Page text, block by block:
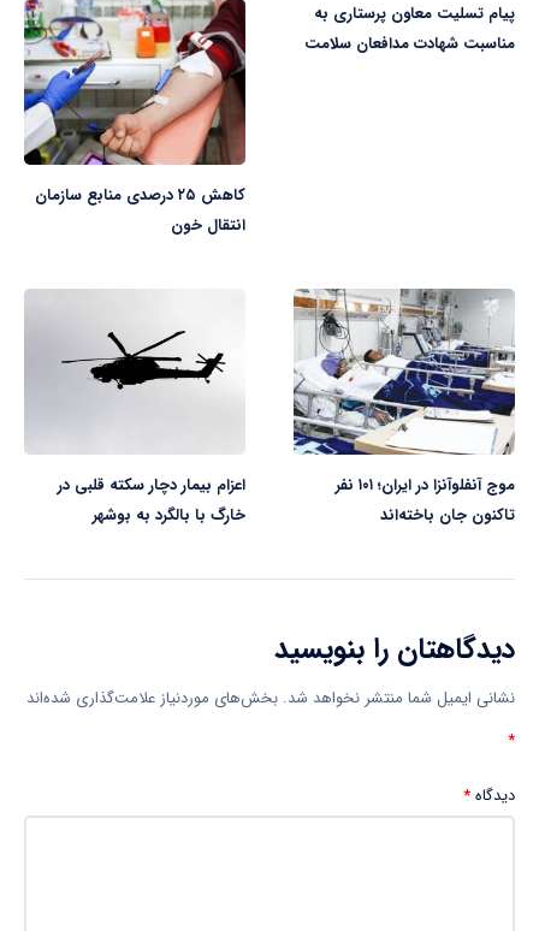
پیام تسلیت معاون پرستاری به
مناسبت شهادت مدافعان سلامت
کاهش ۲۵ درصدی منابع سازمان
انتقال خون
موج آنفلوآنزا در ایران؛ ۱۰۱ نفر
تاکنون جان باخته‌اند
اعزام بیمار دچار سکته قلبی در
خارگ با بالگرد به بوشهر
دیدگاهتان را بنویسید
نشانی ایمیل شما منتشر نخواهد شد. بخش‌های موردنیاز علامت‌گذاری شده‌اند
*
دیدگاه*